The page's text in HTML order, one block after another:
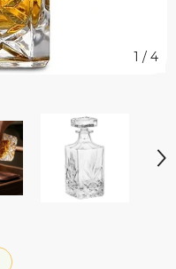
1 / 4